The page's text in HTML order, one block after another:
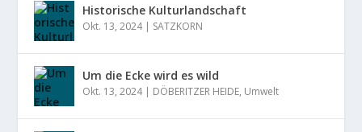
Historische Kulturlandschaft
Okt. 13, 2024| SATZKORN
Um die Ecke wird es wild
Okt. 13, 2024| DÖBERITZER HEIDE, Umwelt